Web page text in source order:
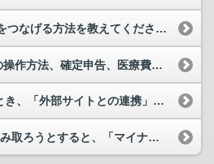
マイナポータルとe-Taxをつなげる方法を教えてください。
e-Taxの使い方（e-Taxの操作方法、確定申告、医療費控除の手続き等）について教えてください。
iPhoneでログインしたとき、「外部サイトとの連携」画面において、「連携」ボタンがグレーアウ...
マイナンバーカードを読み取ろうとすると、「マイナポータルアプリが起動できませんでした」と表示さ...